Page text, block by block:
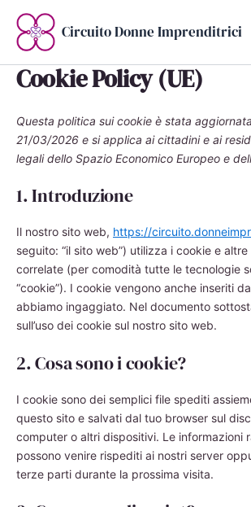
contenuto
Circuito Donne Imprenditrici
Cookie Policy (UE)
Questa politica sui cookie è stata
21/03/2026 e si applica ai cittadini e ai
legali dello Spazio Economico Europeo e
1. Introduzione
Il nostro sito web, https://
seguito: “il sito web”) utilizza i cookie e
correlate (per comodità tutte le tecnologie
“cookie”). I cookie vengono anche inseriti
abbiamo ingaggiato. Nel documento
sull’uso dei cookie sul nostro sito web.
2. Cosa sono i cookie?
I cookie sono dei semplici file spediti
questo sito e salvati dal tuo browser sul
computer o altri dispositivi. Le informazioni
possono venire rispediti ai nostri server
terze parti durante la prossima visita.